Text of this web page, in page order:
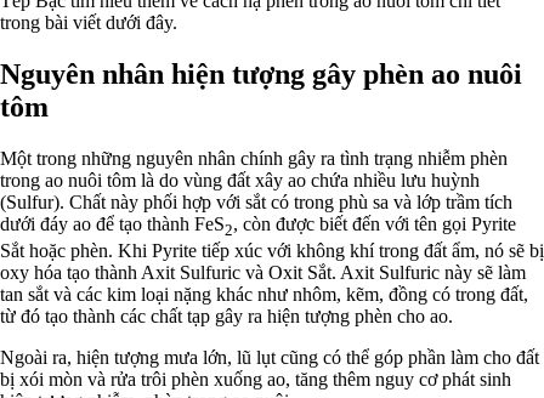
trong bài viết dưới đây.
Nguyên nhân hiện tượng gây phèn ao nuôi
tôm
Một trong những nguyên nhân chính gây ra tình trạng nhiễm phèn
trong ao nuôi tôm là do vùng đất xây ao chứa nhiều lưu huỳnh
(Sulfur). Chất này phối hợp với sắt có trong phù sa và lớp trầm tích
dưới đáy ao để tạo thành FeS2, còn được biết đến với tên gọi Pyrite
Sắt hoặc phèn. Khi Pyrite tiếp xúc với không khí trong đất ẩm, nó sẽ bị
oxy hóa tạo thành Axit Sulfuric và Oxit Sắt. Axit Sulfuric này sẽ làm
tan sắt và các kim loại nặng khác như nhôm, kẽm, đồng có trong đất,
từ đó tạo thành các chất tạp gây ra hiện tượng phèn cho ao.
Ngoài ra, hiện tượng mưa lớn, lũ lụt cũng có thể góp phần làm cho đất
bị xói mòn và rửa trôi phèn xuống ao, tăng thêm nguy cơ phát sinh